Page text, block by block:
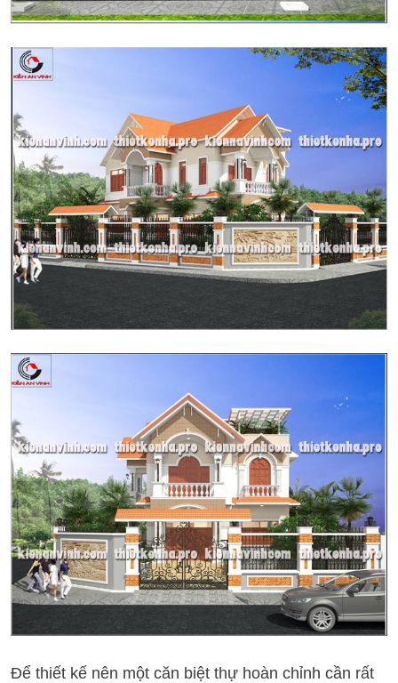
Để thiết kế nên một căn biệt thự hoàn chỉnh cần rất